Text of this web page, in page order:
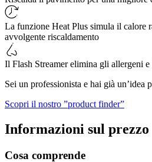
La funzione Heat Plus simula il calore
avvolgente riscaldamento
Il Flash Streamer elimina gli allergeni
Sei un professionista e hai già un’idea
Scopri il nostro ”product finder”
Informazioni sul prezzo
Cosa comprende